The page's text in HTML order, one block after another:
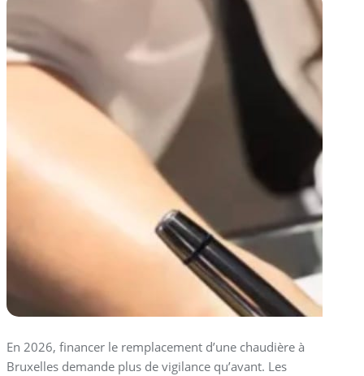
En 2026, financer le remplacement d’une chaudière à
Bruxelles demande plus de vigilance qu’avant. Les